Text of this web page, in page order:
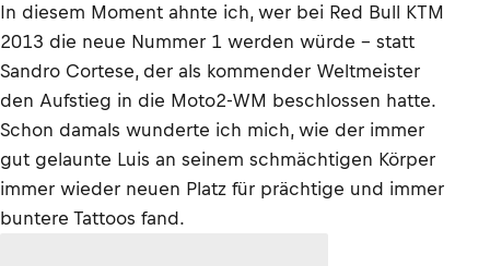
In diesem Moment ahnte ich, wer bei Red Bull KTM
2013 die neue Nummer 1 werden würde – statt
Sandro Cortese, der als kommender Weltmeister
den Aufstieg in die Moto2-WM beschlossen hatte.
Schon damals wunderte ich mich, wie der immer
gut gelaunte Luis an seinem schmächtigen Körper
immer wieder neuen Platz für prächtige und immer
buntere Tattoos fand.